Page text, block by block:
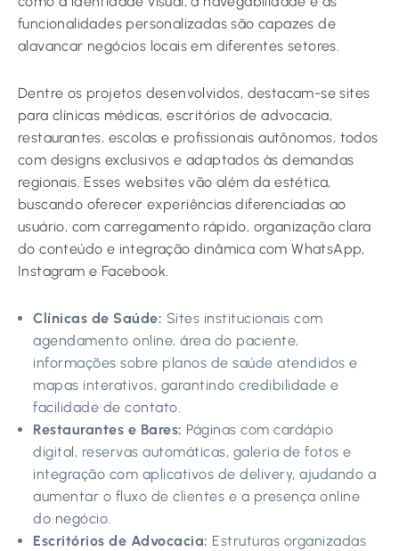
funcionalidades personalizadas são capazes de
alavancar negócios locais em diferentes setores.
Dentre os projetos desenvolvidos, destacam-se sites
para clínicas médicas, escritórios de advocacia,
restaurantes, escolas e profissionais autônomos, todos
com designs exclusivos e adaptados às demandas
regionais. Esses websites vão além da estética,
buscando oferecer experiências diferenciadas ao
usuário, com carregamento rápido, organização clara
do conteúdo e integração dinâmica com WhatsApp,
Instagram e Facebook.
Clínicas de Saúde: Sites institucionais com
agendamento online, área do paciente,
informações sobre planos de saúde atendidos e
mapas interativos, garantindo credibilidade e
facilidade de contato.
Restaurantes e Bares: Páginas com cardápio
digital, reservas automáticas, galeria de fotos e
integração com aplicativos de delivery, ajudando a
aumentar o fluxo de clientes e a presença online
do negócio.
Escritórios de Advocacia: Estruturas organizadas